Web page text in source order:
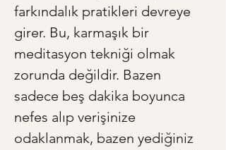
farkındalık pratikleri devreye
girer. Bu, karmaşık bir
meditasyon tekniği olmak
zorunda değildir. Bazen
sadece beş dakika boyunca
nefes alıp verişinize
odaklanmak, bazen yediğiniz